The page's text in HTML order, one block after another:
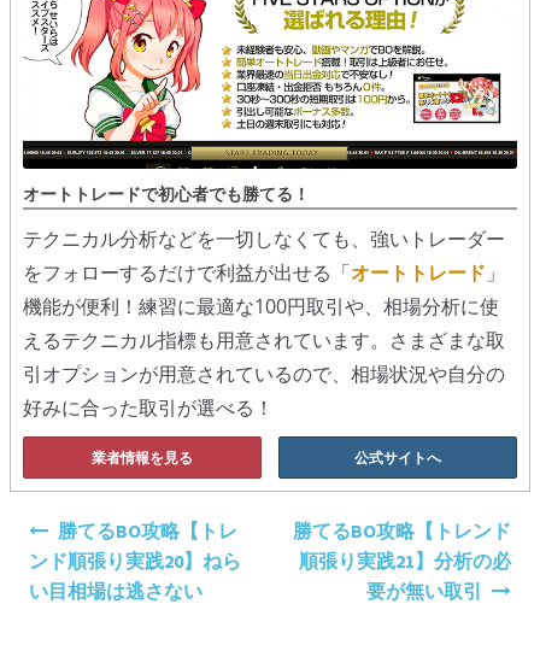
オートトレードで初心者でも勝てる！
テクニカル分析などを一切しなくても、強いトレーダー
をフォローするだけで利益が出せる「オートトレード 」
機能が便利！練習に最適な100円取引や、相場分析に使
えるテクニカル指標も用意されています。さまざまな取
引オプションが用意されているので、相場状況や自分の
好みに合った取引が選べる！
業者情報を見る 公式サイトへ
ビ
勝てるBO攻略【トレ
ンド順張り実践20】ねら
い目相場は逃さない
勝てるBO攻略【トレンド
順張り実践21】分析の必
要が無い取引